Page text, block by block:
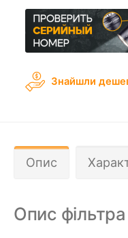
Знайшли
Опис
Опис